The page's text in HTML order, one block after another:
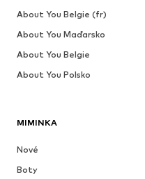
MIMINKA
Nové
Boty
About You Belgie (fr)
About You Maďarsko
About You Belgie
About You Polsko